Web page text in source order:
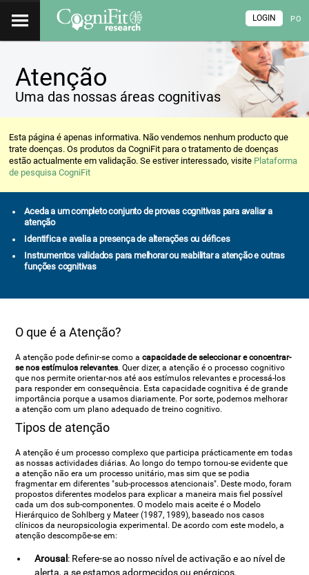
PO
LOGIN
Atenção
Uma das nossas áreas cognitivas
Esta página é apenas informativa. Não vendemos nenhum producto que
trate doenças. Os produtos da CogniFit para o tratamento de doenças
estão actualmente em validação. Se estiver interessado, visite Plataforma
de pesquisa CogniFit
Aceda a um completo conjunto de provas cognitivas para avaliar a
atenção
Identifica e avalia a presença de alterações ou défices
Instrumentos validados para melhorar ou reabilitar a atenção e outras
funções cognitivas
O que é a Atenção?
A atenção pode definir-se como acapacidade de seleccionar e concentrar-
se nos estímulos relevantes. Quer dizer, a atenção é o processo cognitivo
que nos permite orientar-nos até aos estímulos relevantes e processá-los
para responder em consequência. Esta capacidade cognitiva é de grande
importância porque a usamos diariamente. Por sorte, podemos melhorar
a atenção com um plano adequado de treino cognitivo.
Tipos de atenção
A atenção é um processo complexo que participa prácticamente em todas
as nossas actividades diárias. Ao longo do tempo tornou-se evidente que
a atenção não era um processo unitário, mas sim que se podia
fragmentar em diferentes "sub-processos atencionais". Deste modo, foram
propostos diferentes modelos para explicar a maneira mais fiel possível
cada um dos sub-componentes. O modelo mais aceite é o Modelo
Hierárquico de Sohlberg y Mateer (1987, 1989), baseado nos casos
clínicos da neuropsicologia experimental. De acordo com este modelo, a
atenção descompõe-se em:
Arousal : Refere-se ao nosso nível de activação e ao nível de
alerta, a se estamos adormecidos ou enérgicos.